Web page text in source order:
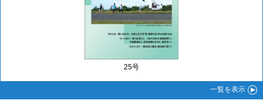
25号
一覧を表示